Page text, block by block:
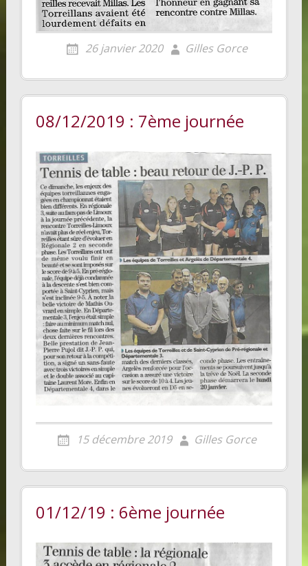
26 janvier 2020 Gilles Gorce
08/12/2019 : 7ème journée
15 décembre 2019 Gilles Gorce
01/12/19 : 6ème journée